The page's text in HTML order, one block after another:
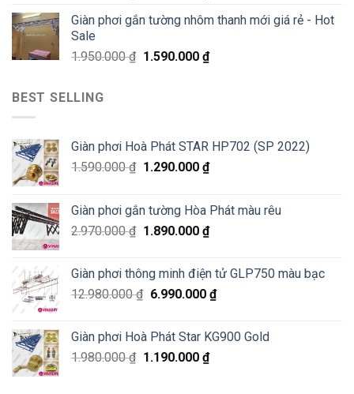
Giàn phơi gắn tường nhôm thanh mới giá rẻ - Hot
Sale
1.950.000₫ 1.590.000 ₫
BEST SELLING
Giàn phơi Hoà Phát STAR HP702 (SP 2022)
1.590.000₫ 1.290.000 ₫
Giàn phơi gắn tường Hòa Phát màu rêu
2.970.000₫ 1.890.000 ₫
Giàn phơi thông minh điện tử GLP750 màu bạc
12.980.000₫ 6.990.000 ₫
Giàn phơi Hoà Phát Star KG900 Gold
1.980.000₫ 1.190.000 ₫